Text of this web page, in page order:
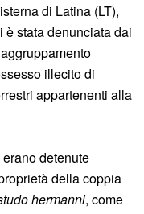
di Latina (LT),
stata denunciata dai
illecito di
appartenenti alla
detenute
della coppia
hermanni, come